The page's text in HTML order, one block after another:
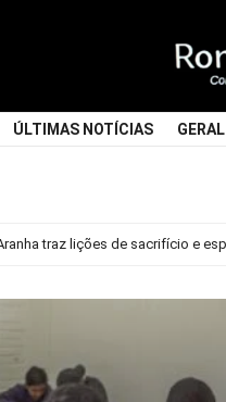
ÚLTIMAS NOTÍCIAS GERAL
traz lições de sacrifício e